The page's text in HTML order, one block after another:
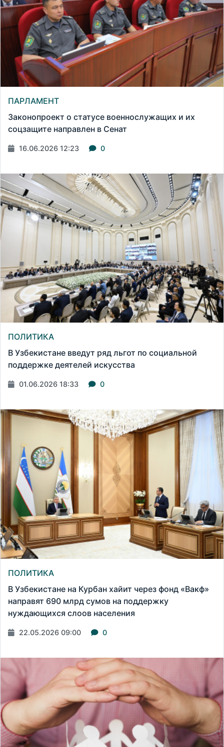
ПАРЛАМЕНТ
Законопроект о статусе военнослужащих и их
соцзащите направлен в Сенат
16.06.2026 12:23 0
ПОЛИТИКА
В Узбекистане введут ряд льгот по социальной
поддержке деятелей искусства
01.06.2026 18:33 0
ПОЛИТИКА
В Узбекистане на Курбан хайит через фонд «Вакф»
направят 690 млрд сумов на поддержку
нуждающихся слоов населения
22.05.2026 09:00 0